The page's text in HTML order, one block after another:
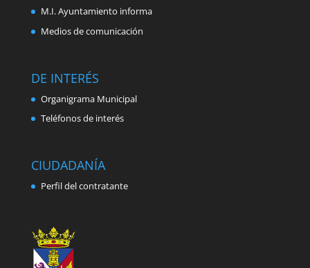
M.I. Ayuntamiento informa
Medios de comunicación
DE INTERÉS
Organigrama Municipal
Teléfonos de interés
CIUDADANÍA
Perfil del contratante